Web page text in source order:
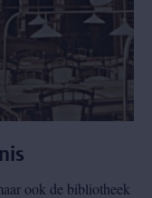
ook de bibliotheek